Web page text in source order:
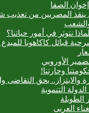
الصفا
المصريين من تعذيب
نتوتر في أمور حياتنا؟
قبائل كاكاهونا
الأوروبي
وحارتنا!
والابتزاز.. بحق التقاضى
التنموية
العربى